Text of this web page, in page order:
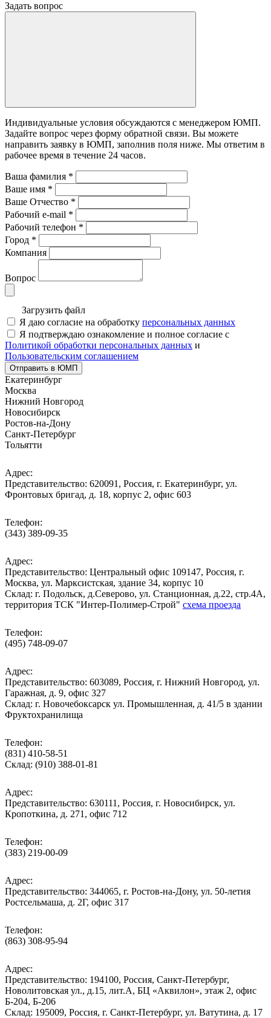
Задать вопрос
Индивидуальные условия обсуждаются с менеджером ЮМП.
Задайте вопрос через форму обратной связи. Вы можете
направить заявку в ЮМП, заполнив поля ниже. Mы ответим в
рабочее время в течение 24 часов.
Ваша фамилия *
Ваше имя *
Ваше Отчество *
Рабочий e-mail *
Рабочий телефон *
Город *
Компания
Вопрос
Загрузить файл
Я даю согласие на обработку персональных данных
Я подтверждаю ознакомление и полное согласие с
Политикой обработки персональных данных и
Пользовательским соглашением
Отправить в ЮМП
Екатеринбург
Москва
Нижний Новгород
Новосибирск
Ростов-на-Дону
Санкт-Петербург
Тольятти
Адрес:
Представительство: 620091, Россия, г. Екатеринбург, ул.
Фронтовых бригад, д. 18, корпус 2, офис 603
Телефон:
(343) 389-09-35
Адрес:
Представительство: Центральный офис 109147, Россия, г.
Москва, ул. Марксистская, здание 34, корпус 10
Cклад: г. Подольск, д.Северово, ул. Станционная, д.22, стр.4А,
территория ТСК "Интер-Полимер-Строй" схема проезда
Телефон:
(495) 748-09-07
Адрес:
Представительство: 603089, Россия, г. Нижний Новгород, ул.
Гаражная, д. 9, офис 327
Склад: г. Новочебоксарск ул. Промышленная, д. 41/5 в здании
Фруктохранилища
Телефон:
(831) 410-58-51
Склад: (910) 388-01-81
Адрес:
Представительство: 630111, Россия, г. Новосибирск, ул.
Кропоткина, д. 271, офис 712
Телефон:
(383) 219-00-09
Адрес:
Представительство: 344065, г. Ростов-на-Дону, ул. 50-летия
Ростсельмаша, д. 2Г, офис 317
Телефон:
(863) 308-95-94
Адрес:
Представительство: 194100, Россия, Санкт-Петербург,
Новолитовская ул., д.15, лит.А, БЦ «Аквилон», этаж 2, офис
Б-204, Б-206
Склад: 195009, Россия, г. Санкт-Петербург, ул. Ватутина, д. 17